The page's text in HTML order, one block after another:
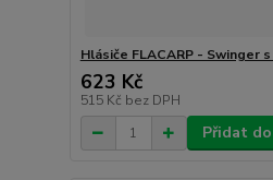
Hlásiče FLACARP - Swinger
623 Kč
515 Kč bez DPH
Přidat